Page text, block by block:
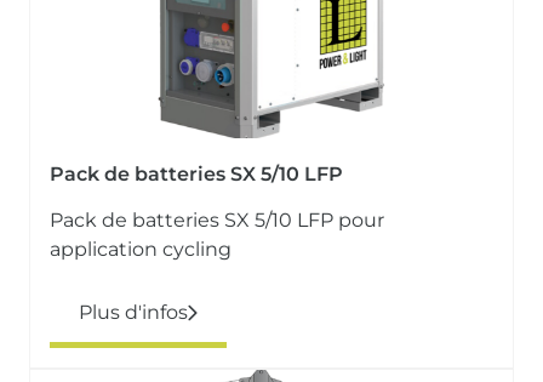
Pack de batteries SX 5/10 LFP
Pack de batteries SX 5/10 LFP pour
application cycling
Plus d'infos